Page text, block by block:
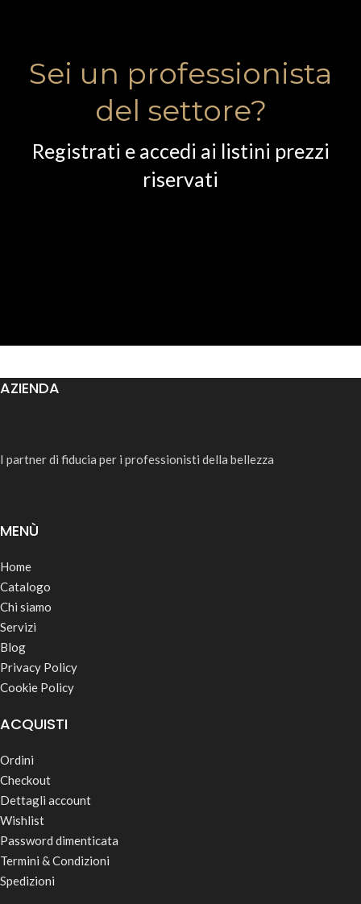
Sei un professionista
del settore?
Registrati e accedi ai listini prezzi
riservati
AZIENDA
I partner di fiducia per i professionisti della bellezza
MENÙ
Home
Catalogo
Chi siamo
Servizi
Blog
Privacy Policy
Cookie Policy
ACQUISTI
Ordini
Checkout
Dettagli account
Wishlist
Password dimenticata
Termini & Condizioni
Spedizioni